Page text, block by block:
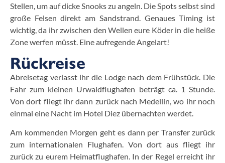
Stellen, um auf dicke Snooks zu angeln. Die Spots selbst sind
große Felsen direkt am Sandstrand. Genaues Timing ist
wichtig, da ihr zwischen den Wellen eure Köder in die heiße
Zone werfen müsst. Eine aufregende Angelart!
Rückreise
Abreisetag verlasst ihr die Lodge nach dem Frühstück. Die
Fahr zum kleinen Urwaldflughafen beträgt ca. 1 Stunde.
Von dort fliegt ihr dann zurück nach Medellín, wo ihr noch
einmal eine Nacht im Hotel Diez übernachten werdet.
Am kommenden Morgen geht es dann per Transfer zurück
zum internationalen Flughafen. Von dort aus fliegt ihr
zurück zu eurem Heimatflughafen. In der Regel erreicht ihr